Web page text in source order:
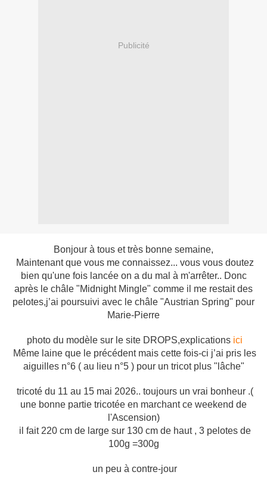
Publicité
Bonjour à tous et très bonne semaine,
Maintenant que vous me connaissez... vous vous doutez
bien qu'une fois lancée on a du mal à m'arrêter.. Donc
après le châle "Midnight Mingle" comme il me restait des
pelotes,j’ai poursuivi avec le châle "Austrian Spring" pour
Marie-Pierre
photo du modèle sur le site DROPS,explications ici
Même laine que le précédent mais cette fois-ci j’ai pris les
aiguilles n°6 ( au lieu n°5 ) pour un tricot plus "lâche"
tricoté du 11 au 15 mai 2026.. toujours un vrai bonheur .(
une bonne partie tricotée en marchant ce weekend de
l'Ascension)
il fait 220 cm de large sur 130 cm de haut , 3 pelotes de
100g =300g
un peu à contre-jour